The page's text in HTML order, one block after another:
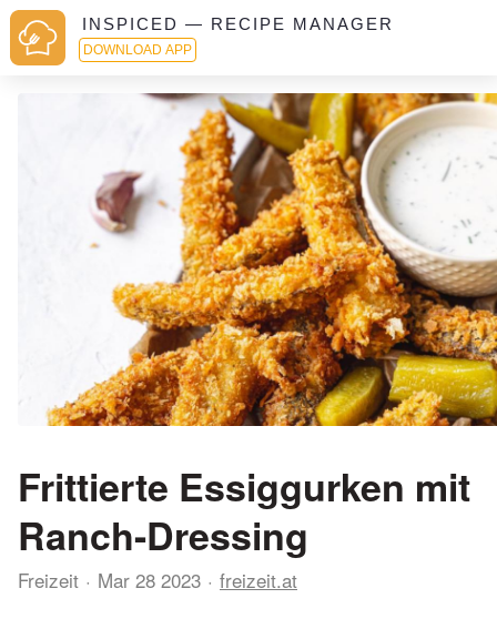
INSPICED — RECIPE MANAGER
DOWNLOAD APP
Frittierte Essiggurken mit
Ranch-Dressing
Freizeit Mar 28 2023 freizeit.at